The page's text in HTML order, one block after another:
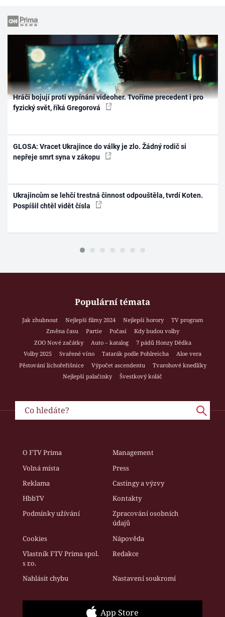
Hráči bojují proti vypínání videoher. Tvoříme precedent i pro
fyzický svět, říká Gregorová
GLOSA: Vracet Ukrajince do války je zlo. Žádný rodič si
nepřeje smrt syna v zákopu
Ukrajincům se lehčí trestná činnost odpouštěla, tvrdí Koten.
Pospíšil chtěl vidět čísla
Populární témata
Jak zhubnout Nejlepší filmy 2024 Nejlepší horory
TV program
Změna času
Partie Počasí
Kdy budou volby
ZOO Nové začátky
Auto – katalog
7 pádů Honzy Dědka
Volby 2025
Svařené víno Tatarák podle Pohlreicha
Aloe vera
Pěstování lichořeřišnice
Výpočet ascendentu
Tvarohové knedlíky
Nejlepší palačinky
Švestkový koláč
O FTV Prima
Management
Volná místa
Press
Reklama
Castingy a výzvy
HbbTV
Kontakty
Podmínky užívání
Zpracování osobních
údajů
Cookies
Nápověda
Vlastník FTV Prima spol.
s r.o.
Redakce
Nahlásit chybu Nastavení soukromí
App Store